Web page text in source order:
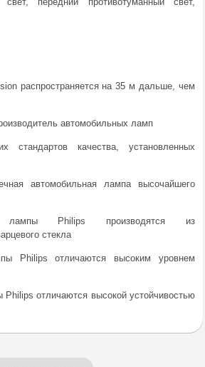
распространяется на 35 м дальше, чем
автомобильных ламп
стандартов качества, установленных
автомобильная лампа высочайшего
Philips производятся из
стекла
Philips отличаются высоким уровнем
отличаются высокой устойчивостью